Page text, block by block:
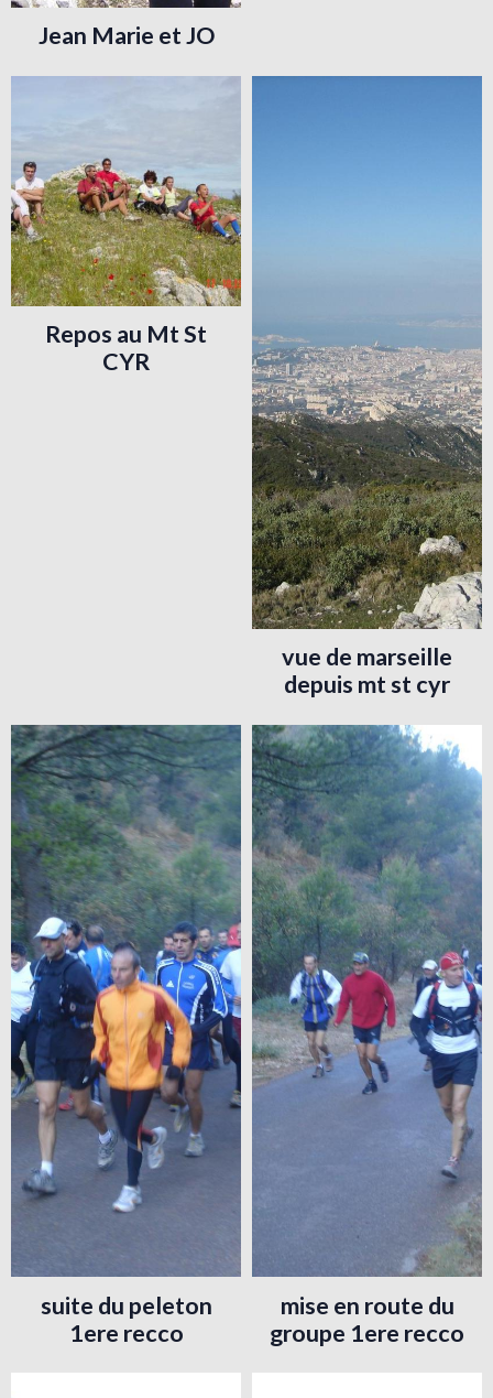
Jean Marie et JO
Repos au Mt St
CYR
vue de marseille
depuis mt st cyr
suite du peleton
1ere recco
mise en route du
groupe 1ere recco